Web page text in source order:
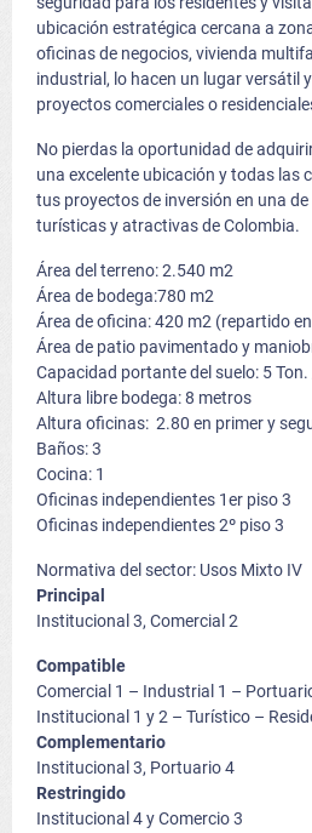
ubicación estratégica cercana a
oficinas de negocios, vivienda
industrial, lo hacen un lugar versátil
proyectos comerciales o
No pierdas la oportunidad de
una excelente ubicación y todas las
tus proyectos de inversión en una
turísticas y atractivas de Colombia.
Área del terreno: 2.540 m2
Área de bodega:780 m2
Área de oficina: 420 m2 (repartido
Área de patio pavimentado y
Capacidad portante del suelo: 5
Altura libre bodega: 8 metros
Altura oficinas: 2.80 en primer y
Baños: 3
Cocina: 1
Oficinas independientes 1er piso 3
Oficinas independientes 2º piso 3
Normativa del sector: Usos Mixto IV
Principal
Institucional 3, Comercial 2
Compatible
Comercial 1 – Industrial 1 –
Institucional 1 y 2 – Turístico –
Complementario
Institucional 3, Portuario 4
Restringido
Institucional 4 y Comercio 3